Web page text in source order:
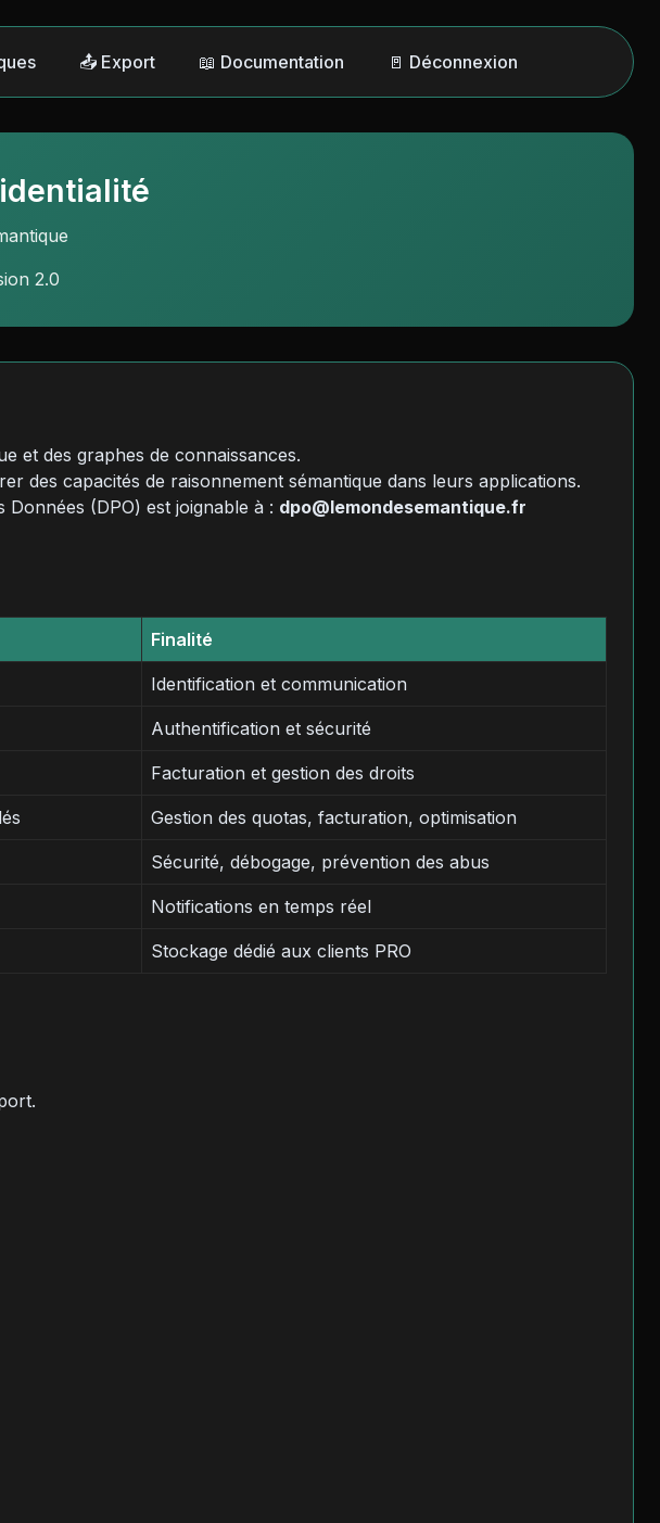
📤 Export 📖 Documentation 🚪 Déconnexion
2.0
et des graphes de connaissances.
des capacités de raisonnement sémantique dans leurs applications.
(DPO) est joignable à : dpo@lemondesemantique.fr
Finalité
Identification et communication
Authentification et sécurité
Facturation et gestion des droits
Gestion des quotas, facturation, optimisation
Sécurité, débogage, prévention des abus
Notifications en temps réel
Stockage dédié aux clients PRO